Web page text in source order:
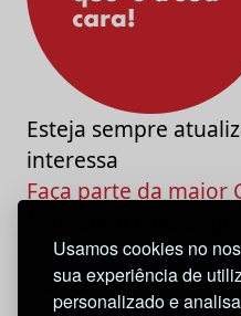
Usamos cookies no
sua experiência de
personalizado e
Esteja sempre
interessa
Faça parte da maior